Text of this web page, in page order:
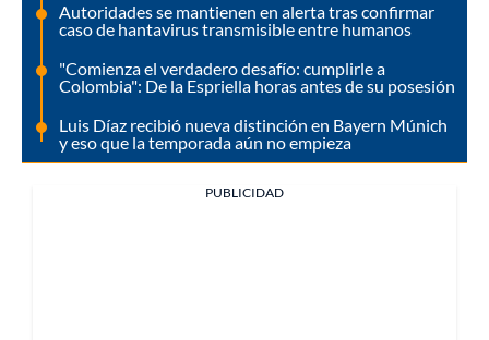
Autoridades se mantienen en alerta tras confirmar
caso de hantavirus transmisible entre humanos
"Comienza el verdadero desafío: cumplirle a
Colombia": De la Espriella horas antes de su posesión
Luis Díaz recibió nueva distinción en Bayern Múnich
y eso que la temporada aún no empieza
PUBLICIDAD